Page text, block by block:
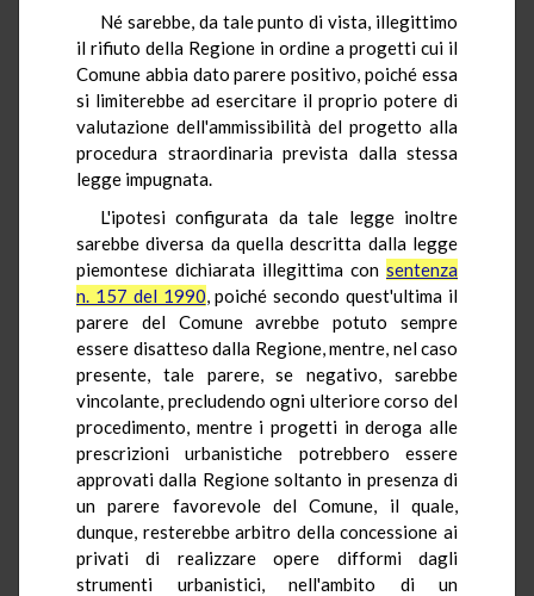
Né sarebbe, da tale punto di vista, illegittimo
il rifiuto della Regione in ordine a progetti cui il
Comune abbia dato parere positivo, poiché essa
si limiterebbe ad esercitare il proprio potere di
valutazione dell'ammissibilità del progetto alla
procedura straordinaria prevista dalla stessa
legge impugnata.
L'ipotesi configurata da tale legge inoltre
sarebbe diversa da quella descritta dalla legge
piemontese dichiarata illegittima con sentenza
n. 157 del 1990, poiché secondo quest'ultima il
parere del Comune avrebbe potuto sempre
essere disatteso dalla Regione, mentre, nel caso
presente, tale parere, se negativo, sarebbe
vincolante, precludendo ogni ulteriore corso del
procedimento, mentre i progetti in deroga alle
prescrizioni urbanistiche potrebbero essere
approvati dalla Regione soltanto in presenza di
un parere favorevole del Comune, il quale,
dunque, resterebbe arbitro della concessione ai
privati di realizzare opere difformi dagli
strumenti urbanistici, nell'ambito di un